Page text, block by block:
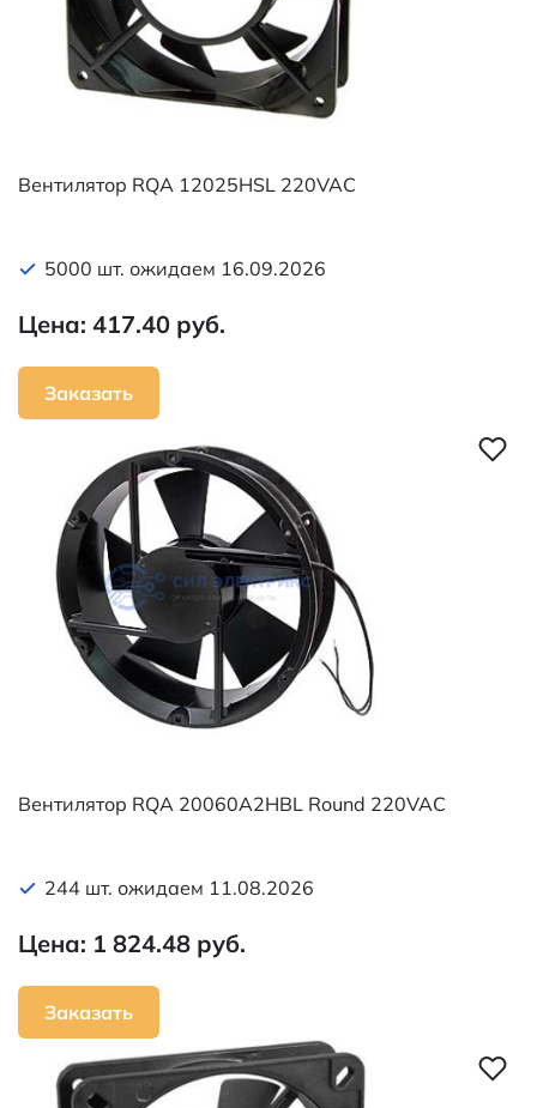
Вентилятор RQA 12025HSL 220VAC
5000 шт. ожидаем 16.09.2026
Цена: 417.40 руб.
Заказать
Вентилятор RQA 20060A2HBL Round 220VAC
244 шт. ожидаем 11.08.2026
Цена: 1 824.48 руб.
Заказать